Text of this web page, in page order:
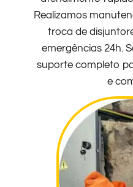
Realizamos
troca de
emergências 24h.
suporte completo
e